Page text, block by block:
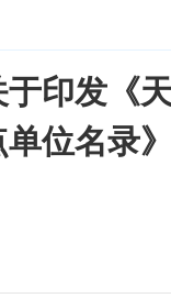
印发《
位名录